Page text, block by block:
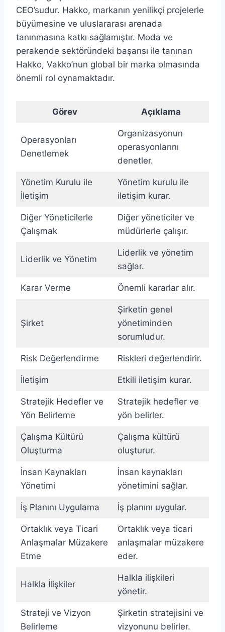
CEO’sudur. Hakko, markanın yenilikçi projelerle
büyümesine ve uluslararası arenada
tanınmasına katkı sağlamıştır. Moda ve
perakende sektöründeki başarısı ile tanınan
Hakko, Vakko’nun global bir marka olmasında
önemli rol oynamaktadır.
Görev Açıklama
Operasyonları
Denetlemek
Organizasyonun
operasyonlarını
denetler.
Yönetim Kurulu ile
İletişim
Yönetim kurulu ile
iletişim kurar.
Diğer Yöneticilerle
Çalışmak
Diğer yöneticiler ve
müdürlerle çalışır.
Liderlik ve Yönetim
Liderlik ve yönetim
sağlar.
Karar Verme Önemli kararlar alır.
Şirket
Şirketin genel
yönetiminden
sorumludur.
Risk Değerlendirme Riskleri değerlendirir.
İletişim Etkili iletişim kurar.
Stratejik Hedefler ve
Yön Belirleme
Stratejik hedefler ve
yön belirler.
Çalışma Kültürü
Oluşturma
Çalışma kültürü
oluşturur.
İnsan Kaynakları
Yönetimi
İnsan kaynakları
yönetimini sağlar.
İş Planını Uygulama İş planını uygular.
Ortaklık veya Ticari
Anlaşmalar Müzakere
Etme
Ortaklık veya ticari
anlaşmalar müzakere
eder.
Halkla İlişkiler
Halkla ilişkileri
yönetir.
Strateji ve Vizyon
Belirleme
Şirketin stratejisini ve
vizyonunu belirler.